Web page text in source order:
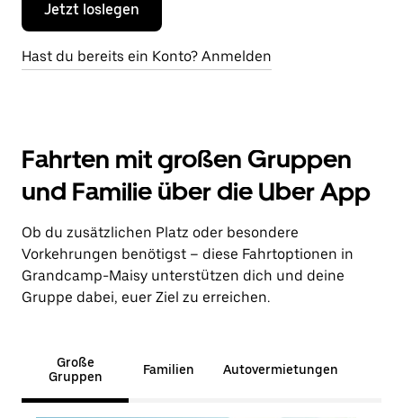
Jetzt loslegen
Hast du bereits ein Konto? Anmelden
Fahrten mit großen Gruppen
und Familie über die Uber App
Ob du zusätzlichen Platz oder besondere
Vorkehrungen benötigst – diese Fahrtoptionen in
Grandcamp-Maisy unterstützen dich und deine
Gruppe dabei, euer Ziel zu erreichen.
Große
Gruppen
Familien Autovermietungen